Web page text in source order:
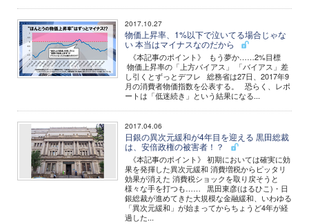
2017.10.27
物価上昇率、1%以下で泣いてる場合じゃな
い 本当はマイナスなのだから
《本記事のポイント》 もう夢か……2%目標
物価上昇率の「上方バイアス」 「バイアス」差
し引くとずっとデフレ 総務省は27日、2017年9
月の消費者物価指数を公表する。 恐らく、レポ
ートは「低迷続き」という結果になる...
2017.04.06
日銀の異次元緩和が4年目を迎える 黒田総裁
は、安倍政権の被害者！？
《本記事のポイント》 初期においては確実に効
果を発揮した異次元緩和 消費増税からピッタリ
効果が消えた 消費税ショックを取り戻そうと
様々な手を打つも…… 黒田東彦(はるひこ)・日
銀総裁が進めてきた大規模な金融緩和、いわゆる
「異次元緩和」が始まってからちょうど4年が経
過した...